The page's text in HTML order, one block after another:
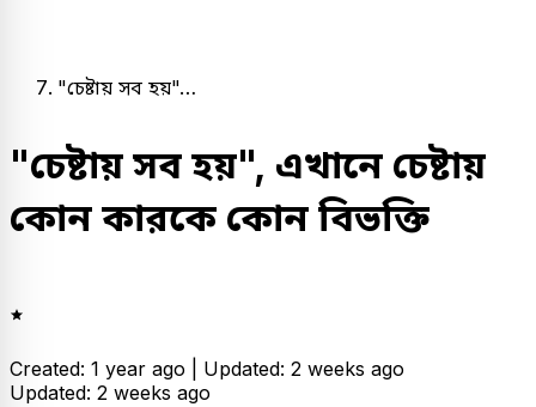
"চেষ্টায় সব হয়"…
"চেষ্টায় সব হয়", এখানে চেষ্টায়
কোন কারকে কোন বিভক্তি
Created: 1 year ago | Updated: 2 weeks ago
Updated: 2 weeks ago